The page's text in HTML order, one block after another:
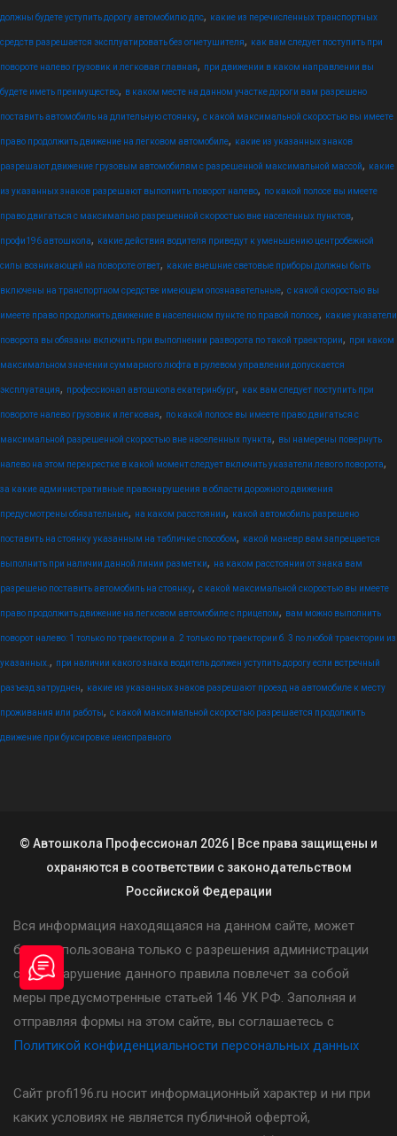
должны будете уступить дорогу автомобилю дпс, какие из перечисленных транспортных
средств разрешается эксплуатировать без огнетушителя, как вам следует поступить при
повороте налево грузовик и легковая главная, при движении в каком направлении вы
будете иметь преимущество, в каком месте на данном участке дороги вам разрешено
поставить автомобиль на длительную стоянку, с какой максимальной скоростью вы имеете
право продолжить движение на легковом автомобиле, какие из указанных знаков
разрешают движение грузовым автомобилям с разрешенной максимальной массой, какие
из указанных знаков разрешают выполнить поворот налево, по какой полосе вы имеете
право двигаться с максимально разрешенной скоростью вне населенных пунктов,
профи196 автошкола, какие действия водителя приведут к уменьшению центробежной
силы возникающей на повороте ответ, какие внешние световые приборы должны быть
включены на транспортном средстве имеющем опознавательные, с какой скоростью вы
имеете право продолжить движение в населенном пункте по правой полосе, какие указатели
поворота вы обязаны включить при выполнении разворота по такой траектории, при каком
максимальном значении суммарного люфта в рулевом управлении допускается
эксплуатация, профессионал автошкола екатеринбург, как вам следует поступить при
повороте налево грузовик и легковая, по какой полосе вы имеете право двигаться с
максимальной разрешенной скоростью вне населенных пункта, вы намерены повернуть
налево на этом перекрестке в какой момент следует включить указатели левого поворота,
за какие административные правонарушения в области дорожного движения
предусмотрены обязательные, на каком расстоянии, какой автомобиль разрешено
поставить на стоянку указанным на табличке способом, какой маневр вам запрещается
выполнить при наличии данной линии разметки, на каком расстоянии от знака вам
разрешено поставить автомобиль на стоянку, с какой максимальной скоростью вы имеете
право продолжить движение на легковом автомобиле с прицепом, вам можно выполнить
поворот налево: 1 только по траектории а. 2 только по траектории б. 3 по любой траектории из
указанных. , при наличии какого знака водитель должен уступить дорогу если встречный
разъезд затруднен, какие из указанных знаков разрешают проезд на автомобиле к месту
проживания или работы, с какой максимальной скоростью разрешается продолжить
движение при буксировке неисправного
© Автошкола Профессионал 2026 | Все права защищены и
охраняются в соответствии с законодательством
Россйиской Федерации
Вся информация находящаяся на данном сайте, может
быть использована только с разрешения администрации
сайта. Нарушение данного правила повлечет за собой
меры предусмотренные статьей 146 УК РФ. Заполняя и
отправляя формы на этом сайте, вы соглашаетесь с
Политикой конфиденциальности персональных данных
Сайт profi196.ru носит информационный характер и ни при
каких условиях не является публичной офертой,